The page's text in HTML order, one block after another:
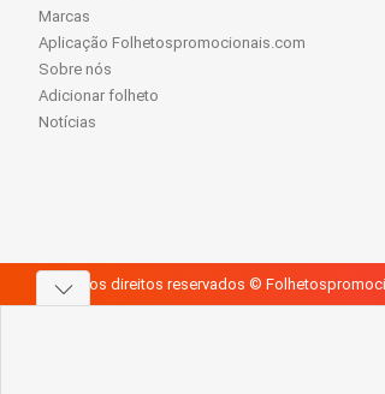
Marcas
Aplicação Folhetospromocionais.com
Sobre nós
Adicionar folheto
Notícias
Todos os direitos reservados ©